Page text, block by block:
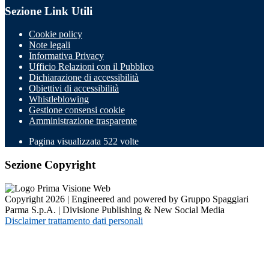
Sezione Link Utili
Cookie policy
Note legali
Informativa Privacy
Ufficio Relazioni con il Pubblico
Dichiarazione di accessibilità
Obiettivi di accessibilità
Whistleblowing
Gestione consensi cookie
Amministrazione trasparente
Pagina visualizzata 522 volte
Sezione Copyright
Copyright 2026 | Engineered and powered by Gruppo Spaggiari
Parma S.p.A. | Divisione Publishing & New Social Media
Disclaimer trattamento dati personali